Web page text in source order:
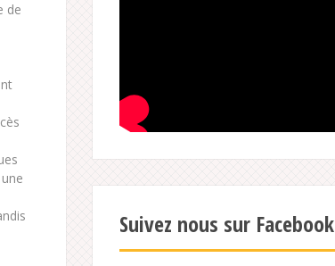
de
Suivez nous sur Facebook